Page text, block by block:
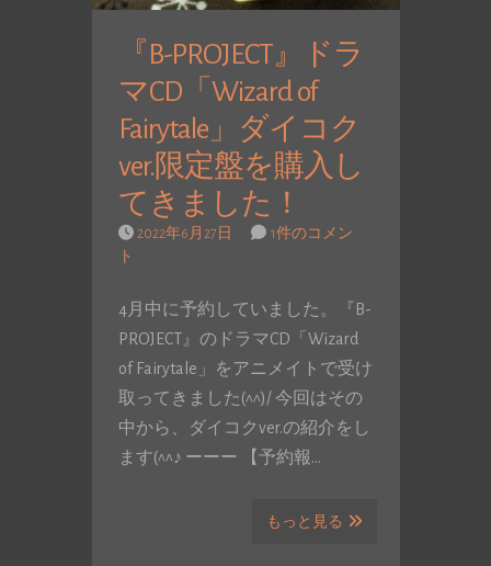
『B-PROJECT』ドラ
マCD「Wizard of
Fairytale」ダイコク
ver.限定盤を購入し
てきました！
2022年6月27日
1件のコメン
ト
4月中に予約していました。『B-
PROJECT』のドラマCD「Wizard
of Fairytale」をアニメイトで受け
取ってきました(^^)/ 今回はその
中から、ダイコクver.の紹介をし
ます(^^♪ ーーー 【予約報…
もっと見る